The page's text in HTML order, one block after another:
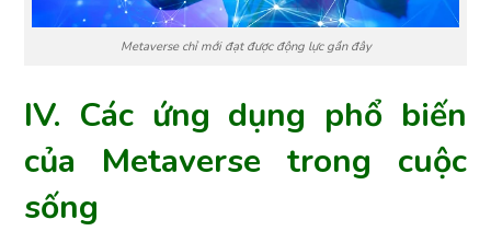
Metaverse chỉ mới đạt được động lực gần đây
IV. Các ứng dụng phổ biến
của Metaverse trong cuộc
sống